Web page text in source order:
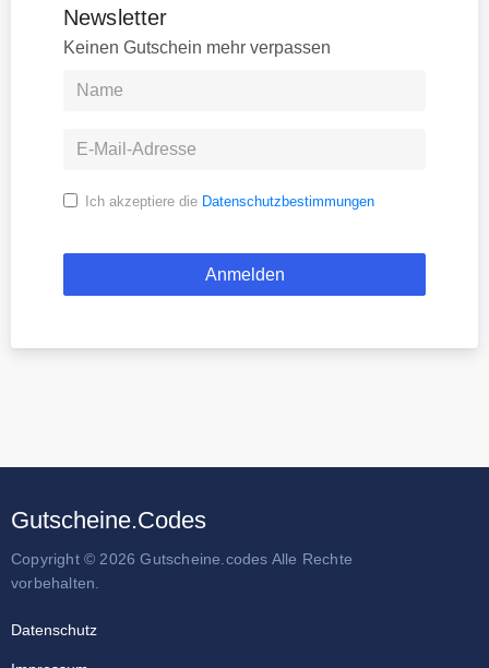
Newsletter
Keinen Gutschein mehr verpassen
Ich akzeptiere die Datenschutzbestimmungen
Gutscheine.Codes
Copyright © 2026 Gutscheine.codes Alle Rechte
vorbehalten.
Datenschutz